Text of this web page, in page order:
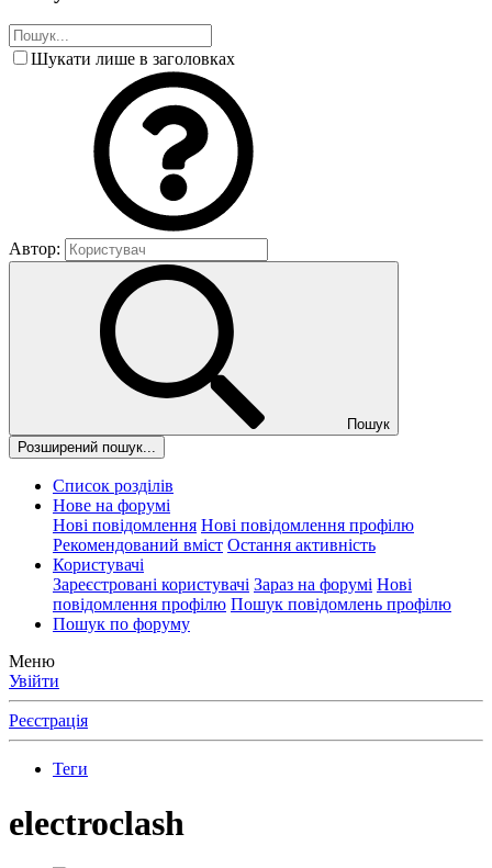
Шукати лише в заголовках
Автор:
Пошук
Розширений пошук...
Список розділів
Нове на форумі
Нові повідомлення Нові повідомлення профілю
Рекомендований вміст Остання активність
Користувачі
Зареєстровані користувачі Зараз на форумі Нові
повідомлення профілю Пошук повідомлень профілю
Пошук по форуму
Меню
Увійти
Реєстрація
Теги
electroclash